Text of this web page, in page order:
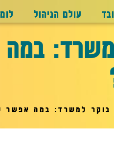
עולם הניהול
בוקר למשרד: במה אפשר